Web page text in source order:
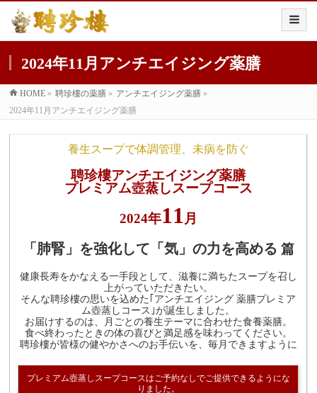
2024年11月アンチエイジング薬膳
HOME » 聘珍樓の薬膳 » アンチエイジング薬膳 »
2024年11月アンチエイジング薬膳
養生スープで体調管理、未病を防ぐ
聘珍樓アンチエイジング薬膳
プレミアム壺蒸しスープコース
2024年11月
「肺腎」を強化して「気」の力を高める 篇
健康長寿をかなえる一手段として、滋養に満ちたスープを召し
上がっていただきたい。
そんな聘珍樓の思いを込めた｢アンチエイジング 薬膳プレミア
ム壺蒸しコース｣が誕生しました。
お届けするのは、月ごとの養生テーマに合わせた食養薬膳。
食べ終わったときの体の喜びと満足感を味わってください。
聘珍樓が皆様の健やかさへのお手伝いを、毎月できますように
プレミアム壺蒸しスープコースはご予約なしでご提供できるようにな
りました。